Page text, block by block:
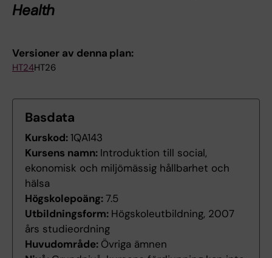
Health
Versioner av denna plan:
HT24HT26
Basdata
Kurskod:1QA143
Kursens namn: Introduktion till social,
ekonomisk och miljömässig hållbarhet och
hälsa
Högskolepoäng:7.5
Utbildningsform: Högskoleutbildning, 2007
års studieordning
Huvudområde: Övriga ämnen